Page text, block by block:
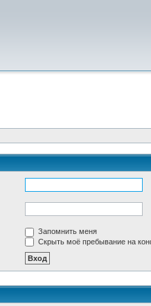
Запомнить меня
Скрыть моё пребывание на